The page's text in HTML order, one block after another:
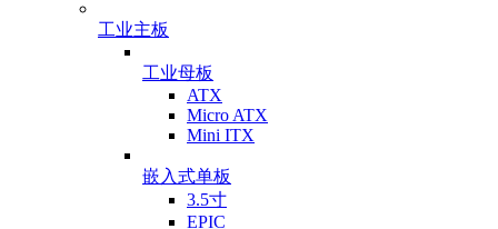
工业主板
工业母板
ATX
Micro ATX
Mini ITX
嵌入式单板
3.5寸
EPIC